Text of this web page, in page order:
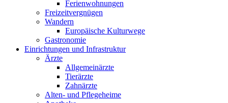
Ferienwohnungen
Freizeitvergnügen
Wandern
Europäische Kulturwege
Gastronomie
Einrichtungen und Infrastruktur
Ärzte
Allgemeinärzte
Tierärzte
Zahnärzte
Alten- und Pflegeheime